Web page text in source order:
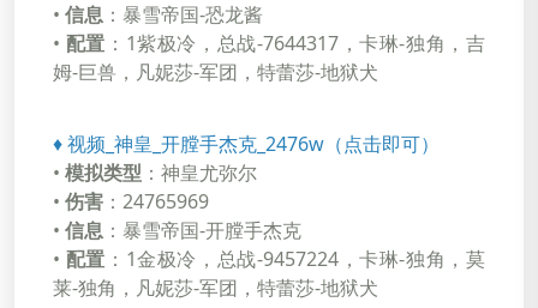
• 信息 ：暴雪帝国-恐龙酱
• 配置 ：1紫极冷，总战-7644317，卡琳-独角，吉
姆-巨兽，凡妮莎-军团，特蕾莎-地狱犬
♦视频_神皇_开膛手杰克_2476w（点击即可）
• 模拟类型 ：神皇尤弥尔
• 伤害 ：24765969
• 信息 ：暴雪帝国-开膛手杰克
• 配置 ：1金极冷，总战-9457224，卡琳-独角，莫
莱-独角，凡妮莎-军团，特蕾莎-地狱犬